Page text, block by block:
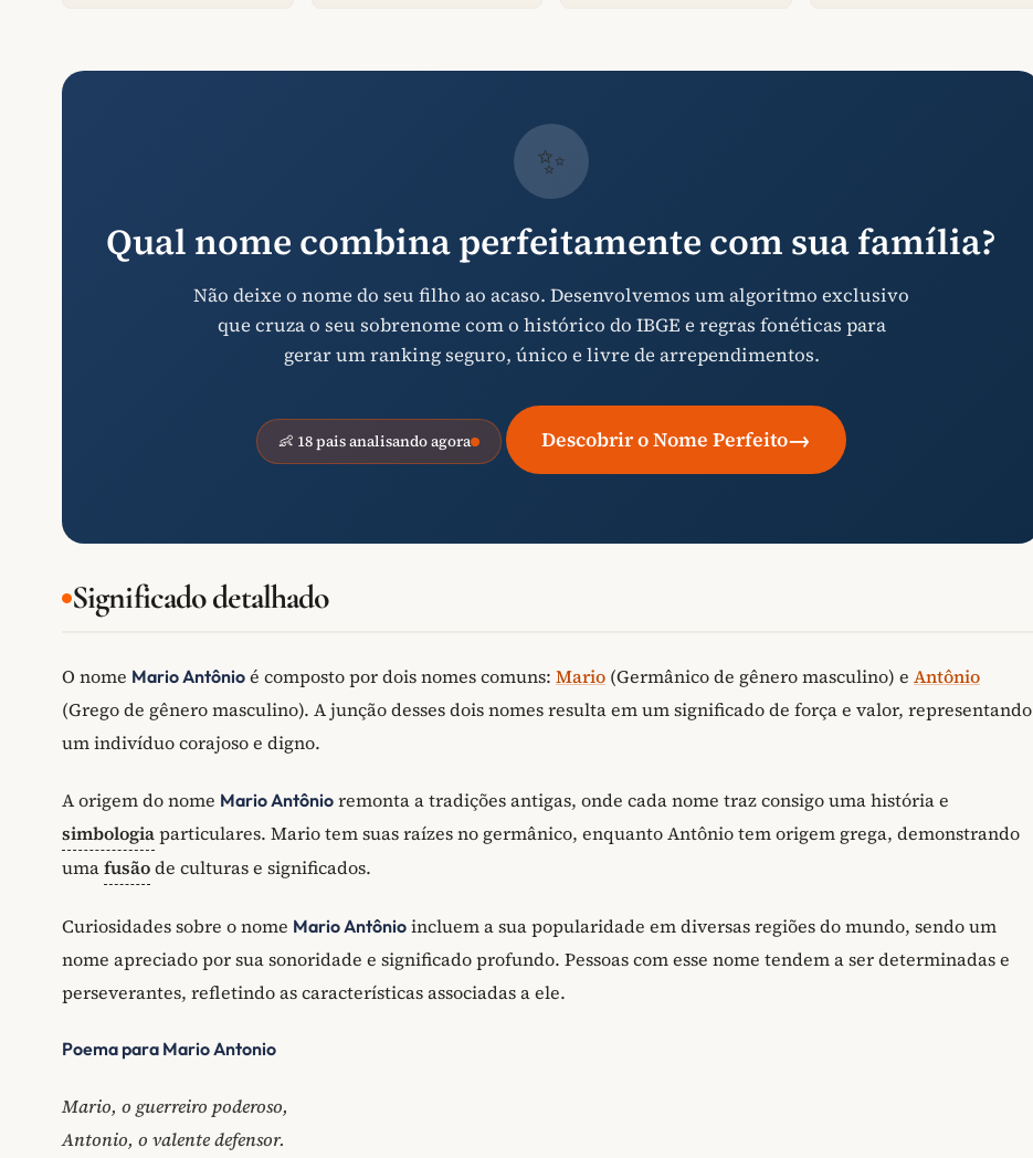
✨
Qual nome combina perfeitamente com sua família?
Não deixe o nome do seu filho ao acaso. Desenvolvemos um algoritmo exclusivo
que cruza o seu sobrenome com o histórico do IBGE e regras fonéticas para
gerar um ranking seguro, único e livre de arrependimentos.
👶 18 pais analisando agora Descobrir o Nome Perfeito→
Significado detalhado
O nome Mario Antônio é composto por dois nomes comuns: Mario (Germânico de gênero masculino) e Antônio
(Grego de gênero masculino). A junção desses dois nomes resulta em um significado de força e valor, representando
um indivíduo corajoso e digno.
A origem do nome Mario Antônio remonta a tradições antigas, onde cada nome traz consigo uma história e
simbologiaparticulares. Mario tem suas raízes no germânico, enquanto Antônio tem origem grega, demonstrando
umafusãode culturas e significados.
Curiosidades sobre o nome Mario Antônio incluem a sua popularidade em diversas regiões do mundo, sendo um
nome apreciado por sua sonoridade e significado profundo. Pessoas com esse nome tendem a ser determinadas e
perseverantes, refletindo as características associadas a ele.
Poema para Mario Antonio
Mario, o guerreiro poderoso,
Antonio, o valente defensor.